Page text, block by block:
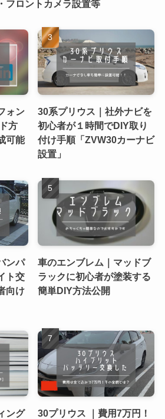
フロントカメラ設置等
ォン
方
可能
30系プリウス｜社外ナビを
初心者が１時間でDIY取り
付け手順「ZVW30カーナビ
設置」
ンパ
ト交
向け
車のエンブレム｜マッドブ
ラックに初心者が塗装する
簡単DIY方法公開
ング
30プリウス ｜費用7万円！